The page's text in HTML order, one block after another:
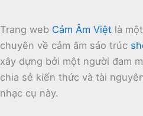
Trang web Cảm Âm Việt là
chuyên về cảm âm sáo trúc
xây dựng bởi một người đam
chia sẻ kiến thức và tài
nhạc cụ này.